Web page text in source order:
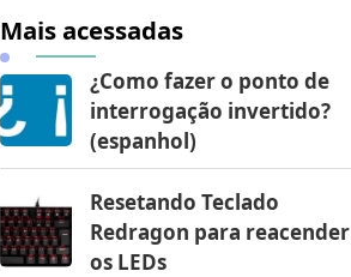
Mais acessadas
¿Como fazer o ponto de
interrogação invertido?
(espanhol)
Resetando Teclado
Redragon para reacender
os LEDs